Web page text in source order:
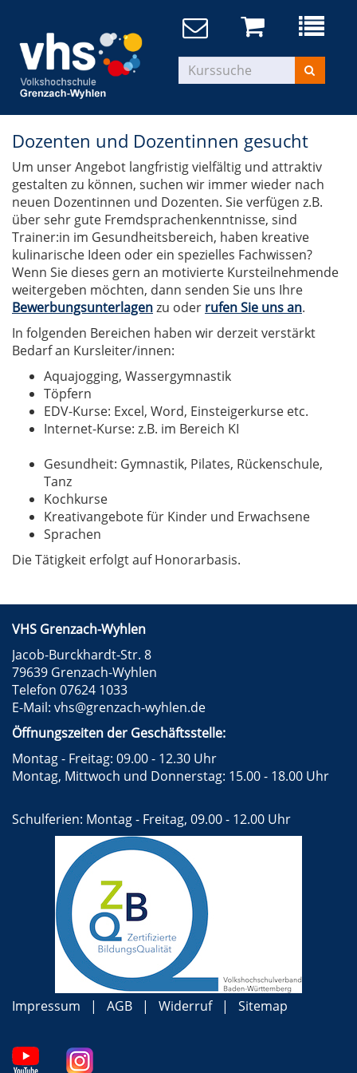
Dozenten und Dozentinnen gesucht
Um unser Angebot langfristig vielfältig und attraktiv
gestalten zu können, suchen wir immer wieder nach
neuen Dozentinnen und Dozenten. Sie verfügen z.B.
über sehr gute Fremdsprachenkenntnisse, sind
Trainer:in im Gesundheitsbereich, haben kreative
kulinarische Ideen oder ein spezielles Fachwissen?
Wenn Sie dieses gern an motivierte Kursteilnehmende
weitergeben möchten, dann senden Sie uns Ihre
Bewerbungsunterlagenzu oder rufen Sie uns an.
In folgenden Bereichen haben wir derzeit verstärkt
Bedarf an Kursleiter/innen:
Aquajogging, Wassergymnastik
Töpfern
EDV-Kurse: Excel, Word, Einsteigerkurse etc.
Internet-Kurse: z.B. im Bereich KI
Gesundheit: Gymnastik, Pilates, Rückenschule,
Tanz
Kochkurse
Kreativangebote für Kinder und Erwachsene
Sprachen
Die Tätigkeit erfolgt auf Honorarbasis.
VHS Grenzach-Wyhlen
Jacob-Burckhardt-Str. 8
79639 Grenzach-Wyhlen
Telefon 07624 1033
E-Mail: vhs@grenzach-wyhlen.de
Öffnungszeiten der Geschäftsstelle:
Montag - Freitag: 09.00 - 12.30 Uhr
Montag, Mittwoch und Donnerstag: 15.00 - 18.00 Uhr
Schulferien: Montag - Freitag, 09.00 - 12.00 Uhr
Impressum AGB Widerruf Sitemap